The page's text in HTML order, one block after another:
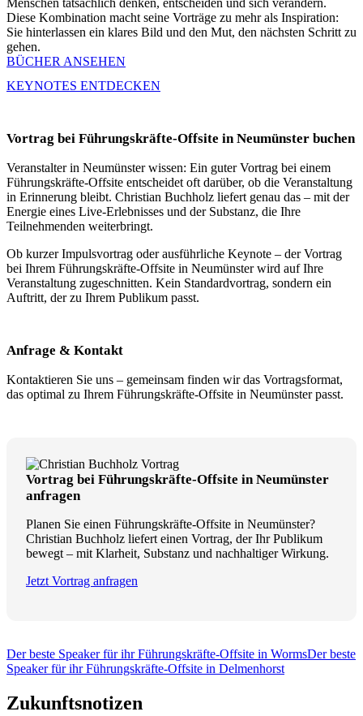
Menschen tatsächlich denken, entscheiden und sich verändern.
Diese Kombination macht seine Vorträge zu mehr als Inspiration:
Sie hinterlassen ein klares Bild und den Mut, den nächsten Schritt zu
gehen.
BÜCHER ANSEHEN
KEYNOTES ENTDECKEN
Vortrag bei Führungskräfte-Offsite in Neumünster buchen
Veranstalter in Neumünster wissen: Ein guter Vortrag bei einem
Führungskräfte-Offsite entscheidet oft darüber, ob die Veranstaltung
in Erinnerung bleibt. Christian Buchholz liefert genau das – mit der
Energie eines Live-Erlebnisses und der Substanz, die Ihre
Teilnehmenden weiterbringt.
Ob kurzer Impulsvortrag oder ausführliche Keynote – der Vortrag
bei Ihrem Führungskräfte-Offsite in Neumünster wird auf Ihre
Veranstaltung zugeschnitten. Kein Standardvortrag, sondern ein
Auftritt, der zu Ihrem Publikum passt.
Anfrage & Kontakt
Kontaktieren Sie uns – gemeinsam finden wir das Vortragsformat,
das optimal zu Ihrem Führungskräfte-Offsite in Neumünster passt.
Vortrag bei Führungskräfte-Offsite in Neumünster
anfragen
Planen Sie einen Führungskräfte-Offsite in Neumünster?
Christian Buchholz liefert einen Vortrag, der Ihr Publikum
bewegt – mit Klarheit, Substanz und nachhaltiger Wirkung.
Jetzt Vortrag anfragen
Der beste Speaker für ihr Führungskräfte-Offsite in WormsDer beste
Speaker für ihr Führungskräfte-Offsite in Delmenhorst
Zukunftsnotizen